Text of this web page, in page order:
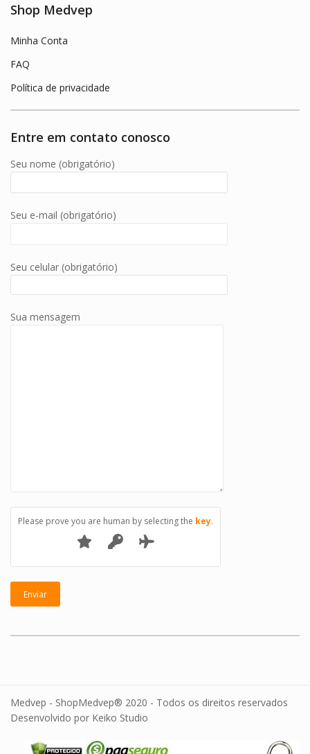
Shop Medvep
Minha Conta
FAQ
Política de privacidade
Entre em contato conosco
Seu nome (obrigatório)
Seu e-mail (obrigatório)
Seu celular (obrigatório)
Sua mensagem
Please prove you are human by selecting the key.
Medvep - ShopMedvep® 2020 - Todos os direitos reservados
Desenvolvido por Keiko Studio